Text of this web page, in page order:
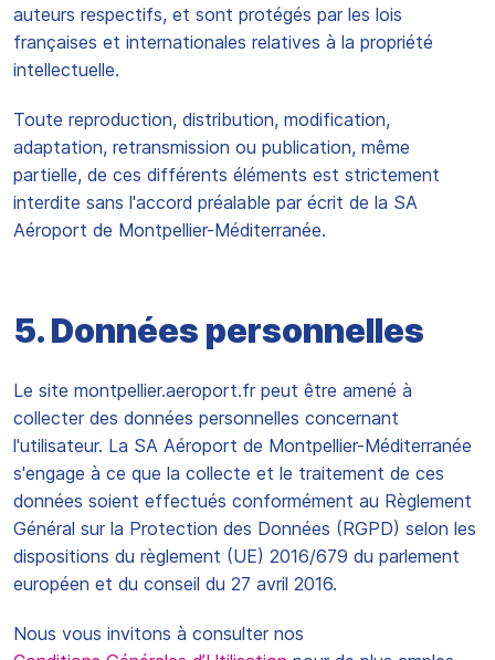
auteurs respectifs, et sont protégés par les lois
françaises et internationales relatives à la propriété
intellectuelle.
Toute reproduction, distribution, modification,
adaptation, retransmission ou publication, même
partielle, de ces différents éléments est strictement
interdite sans l'accord préalable par écrit de la SA
Aéroport de Montpellier-Méditerranée.
5. Données personnelles
Le site montpellier.aeroport.fr peut être amené à
collecter des données personnelles concernant
l'utilisateur. La SA Aéroport de Montpellier-Méditerranée
s'engage à ce que la collecte et le traitement de ces
données soient effectués conformément au Règlement
Général sur la Protection des Données (RGPD) selon les
dispositions du règlement (UE) 2016/679 du parlement
européen et du conseil du 27 avril 2016.
Nous vous invitons à consulter nos